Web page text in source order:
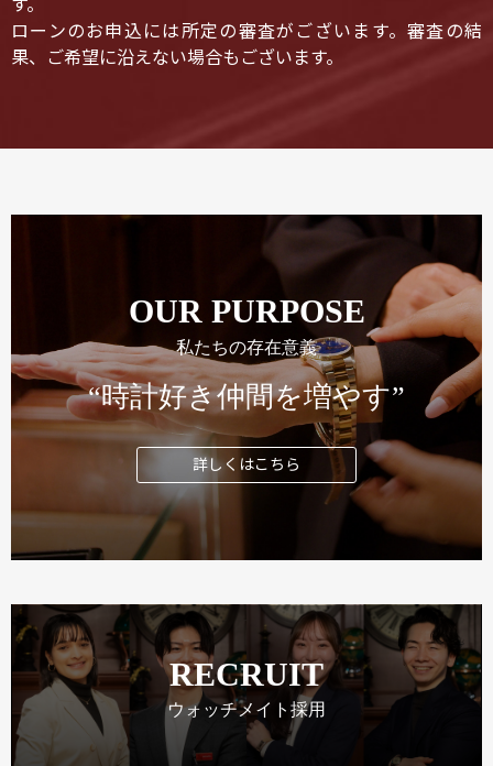
す。
ローンのお申込には所定の審査がございます。審査の結
果、ご希望に沿えない場合もございます。
OUR PURPOSE
私たちの存在意義
“時計好き仲間を増やす”
詳しくはこちら
RECRUIT
ウォッチメイト採用